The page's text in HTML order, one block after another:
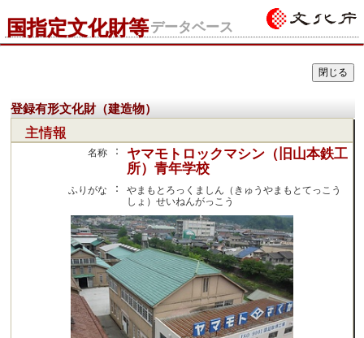
国指定文化財等データベース
登録有形文化財（建造物）
主情報
名称 ：
ヤマモトロックマシン（旧山本鉄工
所）青年学校
ふりがな ：
やまもとろっくましん（きゅうやまもとてっこう
しょ）せいねんがっこう